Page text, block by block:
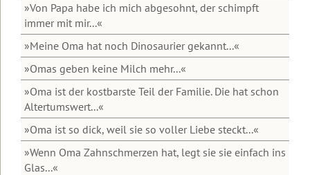
Seminare
Beziehung
&
Partnerschaft
Führungskräfte-
Seminare
Sonderevents
Angebote
für
und
Sicherheit
in
anspruchsvollen
Zeiten?
Wie
wahre
Liebe
gelingt
Online-
Events
Lesbos
Rückmeldungen
unserer
Seminarteilnehmer
Gruppen,
Termine
und
Hotels
Rückmeldungen
Video
zur
Ausbildung
Daten
und
Kosten
2027
Rückmeldungen
sich
Roberts
Aktueller
Einleitung
2025
2024
Podcast
von
Robert
Betz
Geistige
Welt
»Von Papa habe ich mich abgesohnt, der schimpft
immer mit mir...«
»Meine Oma hat noch Dinosaurier gekannt...«
»Omas geben keine Milch mehr...«
»Oma ist der kostbarste Teil der Familie. Die hat schon
Altertumswert...«
»Oma ist so dick, weil sie so voller Liebe steckt...«
»Wenn Oma Zahnschmerzen hat, legt sie sie einfach ins
Glas...«